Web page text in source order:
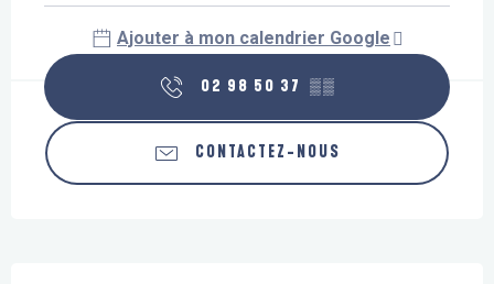
Ajouter à mon calendrier Google
02 98 50 37 ▒▒
CONTACTEZ-NOUS